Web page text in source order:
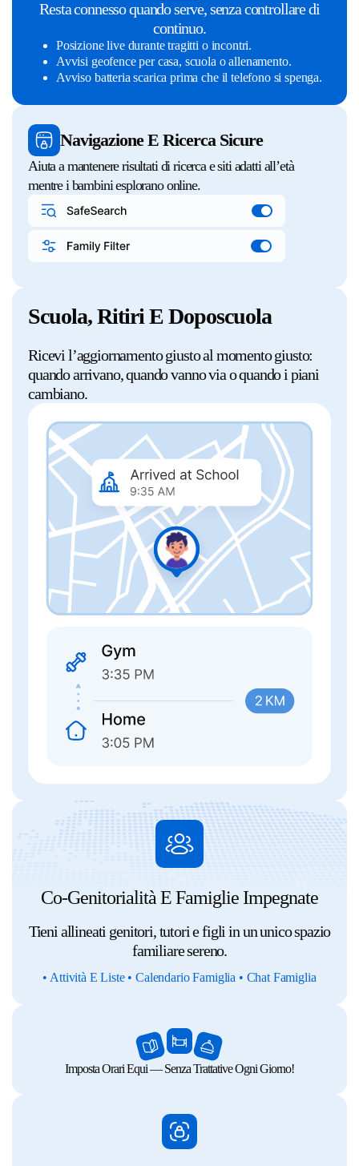
Resta connesso quando serve, senza controllare di
continuo.
Posizione live durante tragitti o incontri.
Avvisi geofence per casa, scuola o allenamento.
Avviso batteria scarica prima che il telefono si spenga.
Navigazione E Ricerca Sicure
Aiuta a mantenere risultati di ricerca e siti adatti all’età
mentre i bambini esplorano online.
Scuola, Ritiri E Doposcuola
Ricevi l’aggiornamento giusto al momento giusto:
quando arrivano, quando vanno via o quando i piani
cambiano.
Co-Genitorialità E Famiglie Impegnate
Tieni allineati genitori, tutori e figli in un unico spazio
familiare sereno.
• Attività E Liste • Calendario Famiglia • Chat Famiglia
Imposta Orari Equi — Senza Trattative Ogni Giorno!